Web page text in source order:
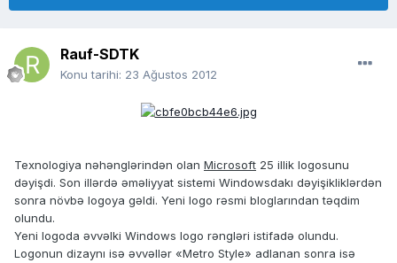
Rauf-SDTK
Konu tarihi: 23 Ağustos 2012
Texnologiya nəhənglərindən olan Microsoft 25 illik logosunu
dəyişdi. Son illərdə əməliyyat sistemi Windowsdakı dəyişikliklərdən
sonra növbə logoya gəldi. Yeni logo rəsmi bloglarından təqdim
olundu.
Yeni logoda əvvəlki Windows logo rəngləri istifadə olundu.
Logonun dizaynı isə əvvəllər «Metro Style» adlanan sonra isə